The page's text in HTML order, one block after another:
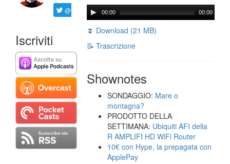
@ftrava
Iscriviti
00:00 00:00
⏬ Download (21 MB)
📝 Trascrizione
Shownotes
SONDAGGIO: Mare o
montagna?
PRODOTTO DELLA
SETTIMANA: Ubiquiti AFI della
R AMPLIFI HD WiFi Router
10€ con Hype, la prepagata con
ApplePay